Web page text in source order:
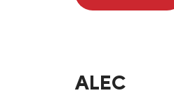
ALEC